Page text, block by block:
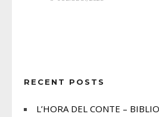
RECENT POSTS
L’HORA DEL CONTE –